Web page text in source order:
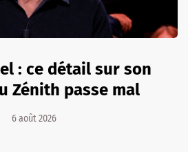
: ce détail sur son
Zénith passe mal
6 août 2026